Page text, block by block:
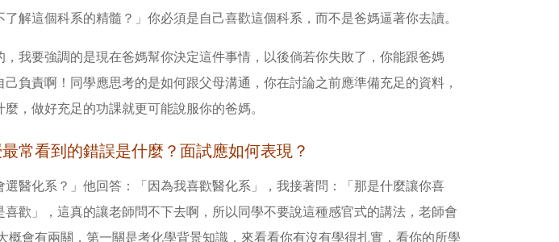
解這個科系的精髓？」你必須是自己喜歡這個科系，而不是爸媽逼著你去讀。
我要強調的是現在爸媽幫你決定這件事情，以後倘若你失敗了，你能跟爸媽
負責啊！同學應思考的是如何跟父母溝通，你在討論之前應準備充足的資料，
，做好充足的功課就更可能說服你的爸媽。
常看到的錯誤是什麼？面試應如何表現？
醫化系？」他回答：「因為我喜歡醫化系」，我接著問：「那是什麼讓你喜
歡」，這真的讓老師問不下去啊，所以同學不要說這種感官式的講法，老師會
概會有兩關，第一關是考化學背景知識，來看看你有沒有學得扎實，看你的所學